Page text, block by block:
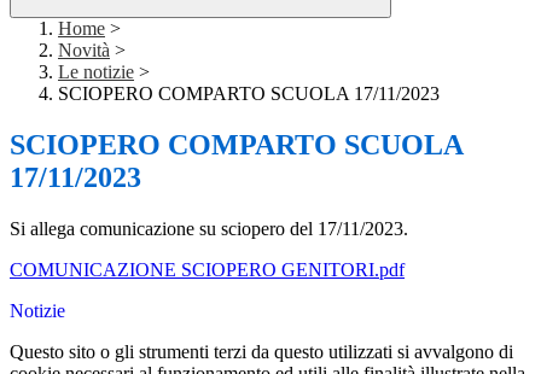
Home >
Novità >
Le notizie >
SCIOPERO COMPARTO SCUOLA 17/11/2023
SCIOPERO COMPARTO SCUOLA
17/11/2023
Si allega comunicazione su sciopero del 17/11/2023.
COMUNICAZIONE SCIOPERO GENITORI.pdf
Notizie
Questo sito o gli strumenti terzi da questo utilizzati si avvalgono di